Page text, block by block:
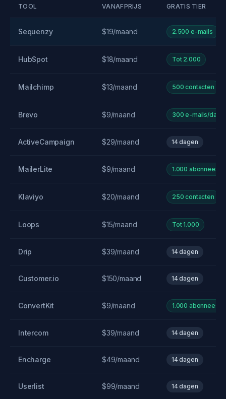
TOOL VANAFPRIJS GRATIS TIER
Sequenzy $19/maand 2.500 e-mails
HubSpot $18/maand Tot 2.000
Mailchimp $13/maand 500 contacten
Brevo $9/maand 300 e-mails/dag
ActiveCampaign $29/maand 14 dagen
MailerLite $9/maand 1.000 abonnees
Klaviyo $20/maand 250 contacten
Loops $15/maand Tot 1.000
Drip $39/maand 14 dagen
Customer.io $150/maand 14 dagen
ConvertKit $9/maand 1.000 abonnees
Intercom $39/maand 14 dagen
Encharge $49/maand 14 dagen
Userlist $99/maand 14 dagen